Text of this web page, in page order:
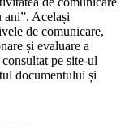
Același
de comunicare,
și evaluare a
pe site-ul
documentului și